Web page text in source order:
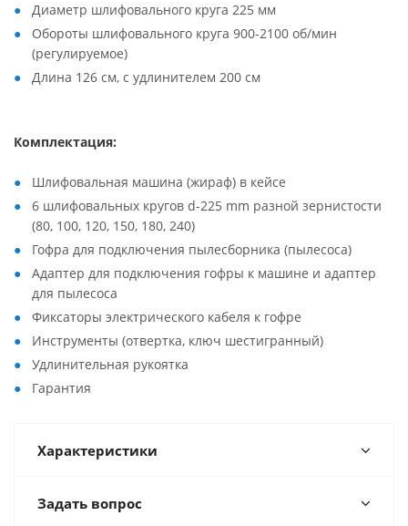
Диаметр шлифовального круга 225 мм
Обороты шлифовального круга 900-2100 об/мин
(регулируемое)
Длина 126 см, с удлинителем 200 см
Комплектация:
Шлифовальная машина (жираф) в кейсе
6 шлифовальных кругов d-225 mm разной зернистости
(80, 100, 120, 150, 180, 240)
Гофра для подключения пылесборника (пылесоса)
Адаптер для подключения гофры к машине и адаптер
для пылесоса
Фиксаторы электрического кабеля к гофре
Инструменты (отвертка, ключ шестигранный)
Удлинительная рукоятка
Гарантия
Характеристики
Задать вопрос